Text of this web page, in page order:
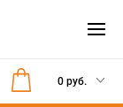
0 руб.